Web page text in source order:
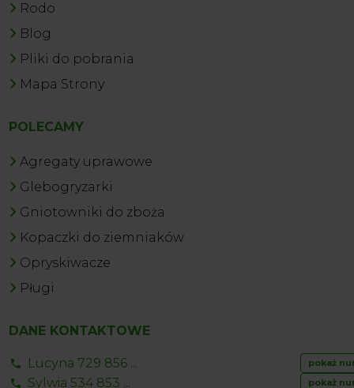
Rodo
Blog
Pliki do pobrania
Mapa Strony
POLECAMY
Agregaty uprawowe
Glebogryzarki
Gniotowniki do zboża
Kopaczki do ziemniaków
Opryskiwacze
Pługi
DANE KONTAKTOWE
Lucyna 729 856 ... pokaż
Sylwia 534 853 ... pokaż